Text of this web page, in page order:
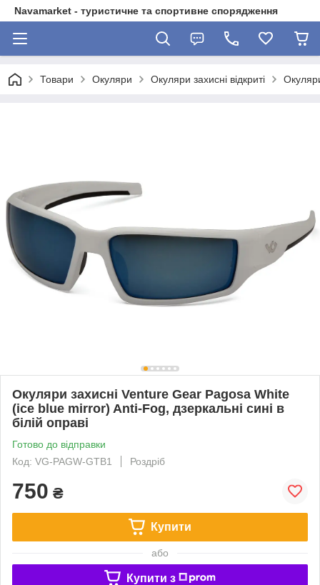
Navamarket - туристичне та спортивне спорядження
Товари Окуляри Окуляри захисні відкриті
Окуляри захисні Venture Gear Pagosa White
(ice blue mirror) Anti-Fog, дзеркальні сині в
білій оправі
Готово до відправки
Код: VG-PAGW-GTB1
Роздріб
750 ₴
Купити
або
Купити з